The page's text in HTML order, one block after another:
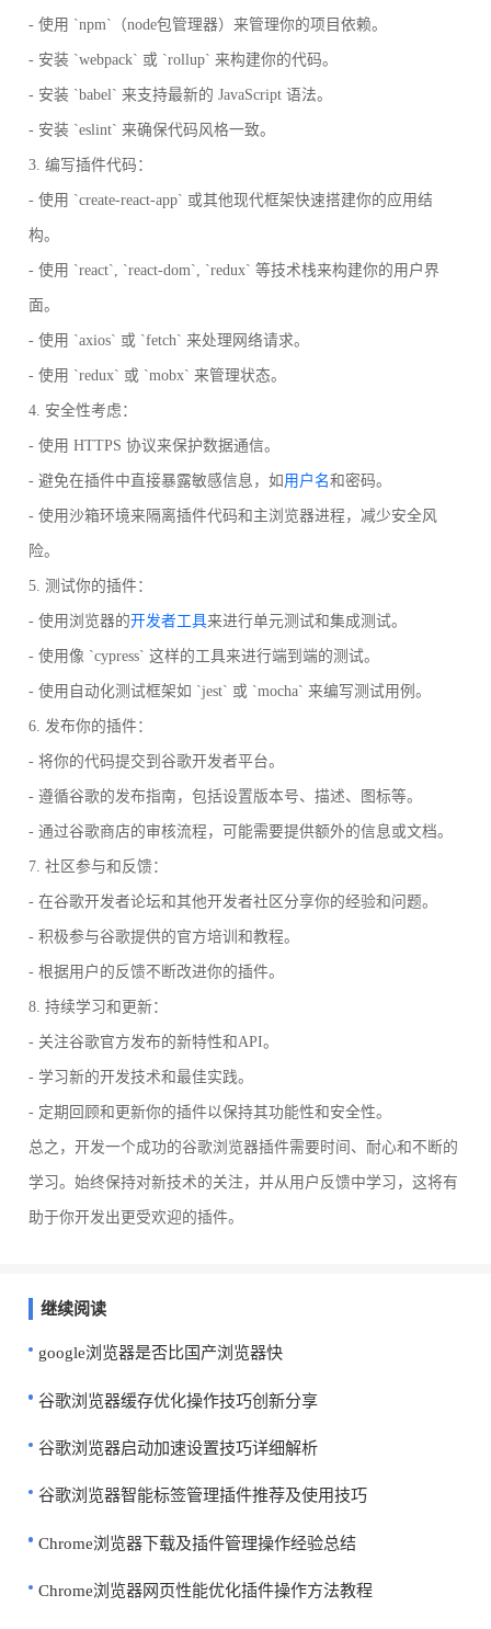
- 使用 `npm`（node包管理器）来管理你的项目依赖。
- 安装 `webpack` 或 `rollup` 来构建你的代码。
- 安装 `babel` 来支持最新的 JavaScript 语法。
- 安装 `eslint` 来确保代码风格一致。
3. 编写插件代码：
- 使用 `create-react-app` 或其他现代框架快速搭建你的应用结
构。
- 使用 `react`, `react-dom`, `redux` 等技术栈来构建你的用户界
面。
- 使用 `axios` 或 `fetch` 来处理网络请求。
- 使用 `redux` 或 `mobx` 来管理状态。
4. 安全性考虑：
- 使用 HTTPS 协议来保护数据通信。
- 避免在插件中直接暴露敏感信息，如 用户名和密码。
- 使用沙箱环境来隔离插件代码和主浏览器进程，减少安全风
险。
5. 测试你的插件：
- 使用浏览器的开发者工具来进行单元测试和集成测试。
- 使用像 `cypress` 这样的工具来进行端到端的测试。
- 使用自动化测试框架如 `jest` 或 `mocha` 来编写测试用例。
6. 发布你的插件：
- 将你的代码提交到谷歌开发者平台。
- 遵循谷歌的发布指南，包括设置版本号、描述、图标等。
- 通过谷歌商店的审核流程，可能需要提供额外的信息或文档。
7. 社区参与和反馈：
- 在谷歌开发者论坛和其他开发者社区分享你的经验和问题。
- 积极参与谷歌提供的官方培训和教程。
- 根据用户的反馈不断改进你的插件。
8. 持续学习和更新：
- 关注谷歌官方发布的新特性和API。
- 学习新的开发技术和最佳实践。
- 定期回顾和更新你的插件以保持其功能性和安全性。
总之，开发一个成功的谷歌浏览器插件需要时间、耐心和不断的
学习。始终保持对新技术的关注，并从用户反馈中学习，这将有
助于你开发出更受欢迎的插件。
继续阅读
google浏览器是否比国产浏览器快
谷歌浏览器缓存优化操作技巧创新分享
谷歌浏览器启动加速设置技巧详细解析
谷歌浏览器智能标签管理插件推荐及使用技巧
Chrome浏览器下载及插件管理操作经验总结
Chrome浏览器网页性能优化插件操作方法教程